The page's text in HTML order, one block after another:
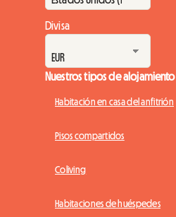
Divisa
Nuestros tipos de alojamiento
Habitación en casa del anfitrión
Pisos compartidos
Coliving
Habitaciones de huéspedes